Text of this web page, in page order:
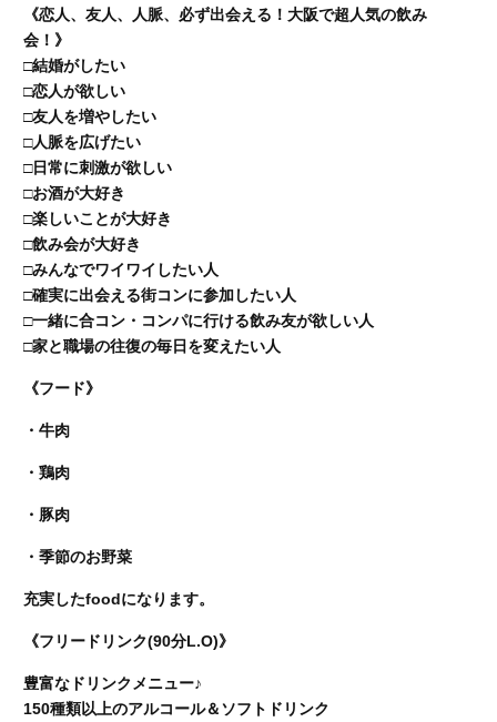
《恋人、友人、人脈、必ず出会える！大阪で超人気の飲み
会！》
□結婚がしたい
□恋人が欲しい
□友人を増やしたい
□人脈を広げたい
□日常に刺激が欲しい
□お酒が大好き
□楽しいことが大好き
□飲み会が大好き
□みんなでワイワイしたい人
□確実に出会える街コンに参加したい人
□一緒に合コン・コンパに行ける飲み友が欲しい人
□家と職場の往復の毎日を変えたい人
《フード》
・牛肉
・鶏肉
・豚肉
・季節のお野菜
充実したfoodになります。
《フリードリンク(90分L.O)》
豊富なドリンクメニュー♪
150種類以上のアルコール＆ソフトドリンク